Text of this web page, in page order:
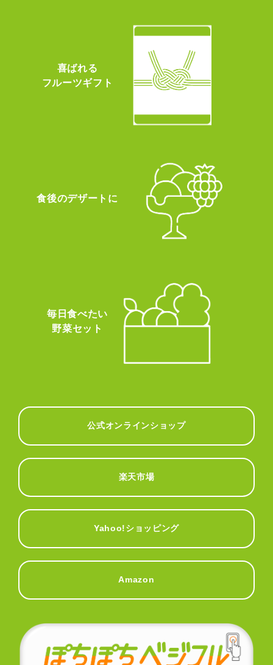
喜ばれる
フルーツギフト
食後のデザートに
毎日食べたい
野菜セット
公式オンラインショップ
楽天市場
Yahoo!ショッピング
Amazon